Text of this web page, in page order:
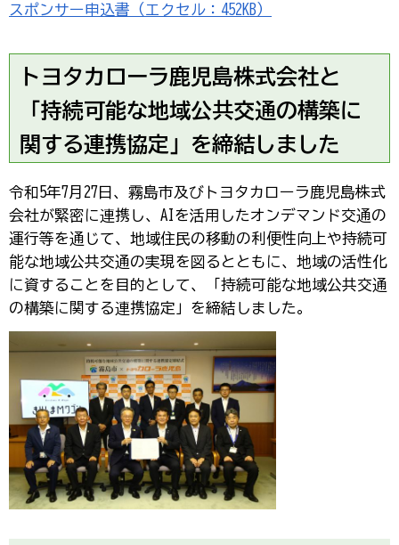
スポンサー申込書（エクセル：452KB）
トヨタカローラ鹿児島株式会社と
「持続可能な地域公共交通の構築に
関する連携協定」を締結しました
令和5年7月27日、霧島市及びトヨタカローラ鹿児島株式
会社が緊密に連携し、AIを活用したオンデマンド交通の
運行等を通じて、地域住民の移動の利便性向上や持続可
能な地域公共交通の実現を図るとともに、地域の活性化
に資することを目的として、「持続可能な地域公共交通
の構築に関する連携協定」を締結しました。